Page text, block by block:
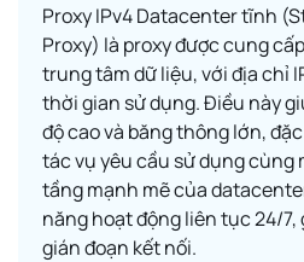
Proxy IPv4 Datacenter tĩnh
Proxy) là proxy được cung
trung tâm dữ liệu, với địa chỉ
thời gian sử dụng. Điều này
độ cao và băng thông lớn,
tác vụ yêu cầu sử dụng cùng
tầng mạnh mẽ của
năng hoạt động liên tục 24/7,
gián đoạn kết nối.